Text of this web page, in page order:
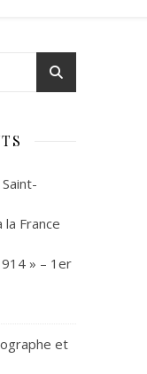
la France
» – 1er
et